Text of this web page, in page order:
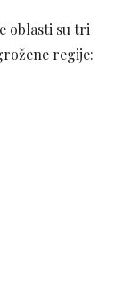
oblasti su tri
regije: